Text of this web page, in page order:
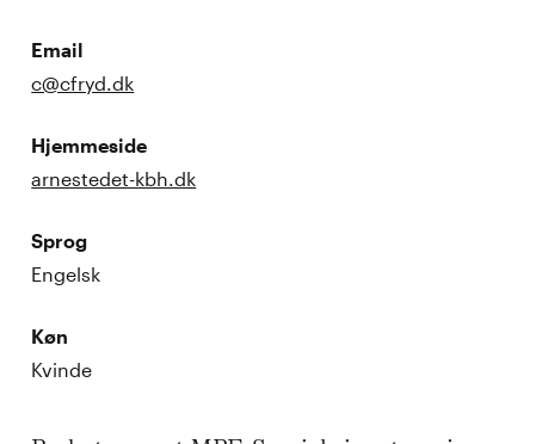
Email
c@cfryd.dk
Hjemmeside
arnestedet-kbh.dk
Sprog
Engelsk
Køn
Kvinde